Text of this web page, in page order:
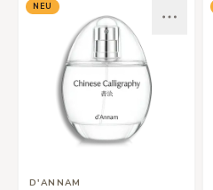
NEU
D'ANNAM